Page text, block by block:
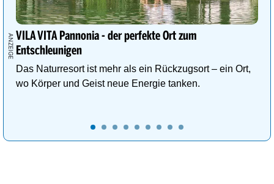
VILA VITA Pannonia - der perfekte Ort zum
Entschleunigen
Das Naturresort ist mehr als ein Rückzugsort – ein Ort,
wo Körper und Geist neue Energie tanken.